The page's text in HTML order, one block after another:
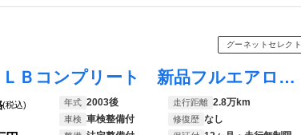
グーネットセレクト
クラウン ロイヤルサルーン ＬＢコンプリート 新品フルエアロ 新品１９ｉｎｃｈ＆新品車高調 クリスタルヘッドライト加工 オーバルマフラーテールエンド 黒革調 後期
(税込) 年式 2003後 走行距離 2.8万km
車検 車検整備付 修復歴 なし